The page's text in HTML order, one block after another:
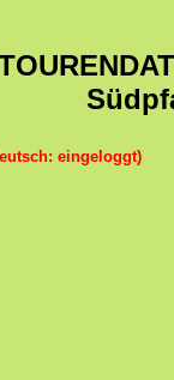
eingeloggt)